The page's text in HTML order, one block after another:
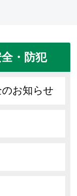
・防犯
お知らせ